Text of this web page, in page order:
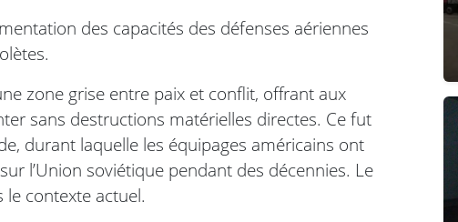
des capacités des défenses aériennes
zone grise entre paix et conflit, offrant aux
sans destructions matérielles directes. Ce fut
durant laquelle les équipages américains ont
l’Union soviétique pendant des décennies. Le
contexte actuel.